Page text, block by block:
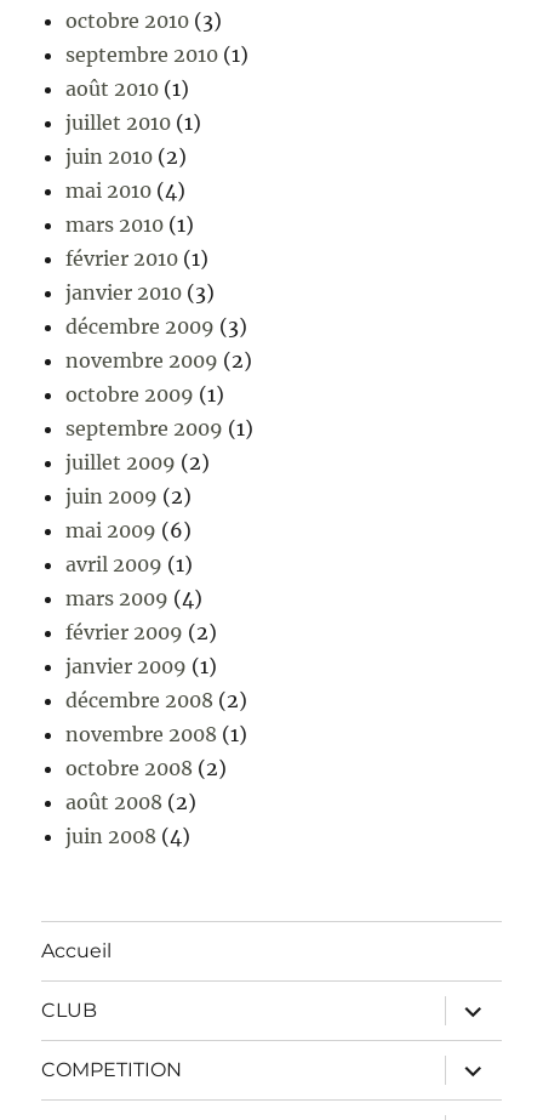
octobre 2010 (3)
septembre 2010 (1)
août 2010 (1)
juillet 2010 (1)
juin 2010 (2)
mai 2010 (4)
mars 2010 (1)
février 2010 (1)
janvier 2010 (3)
décembre 2009 (3)
novembre 2009 (2)
octobre 2009 (1)
septembre 2009 (1)
juillet 2009 (2)
juin 2009 (2)
mai 2009 (6)
avril 2009 (1)
mars 2009 (4)
février 2009 (2)
janvier 2009 (1)
décembre 2008 (2)
novembre 2008 (1)
octobre 2008 (2)
août 2008 (2)
juin 2008 (4)
Accueil
CLUB
ouvrir
le
sous-
menu
COMPETITION
ouvrir
le
sous-